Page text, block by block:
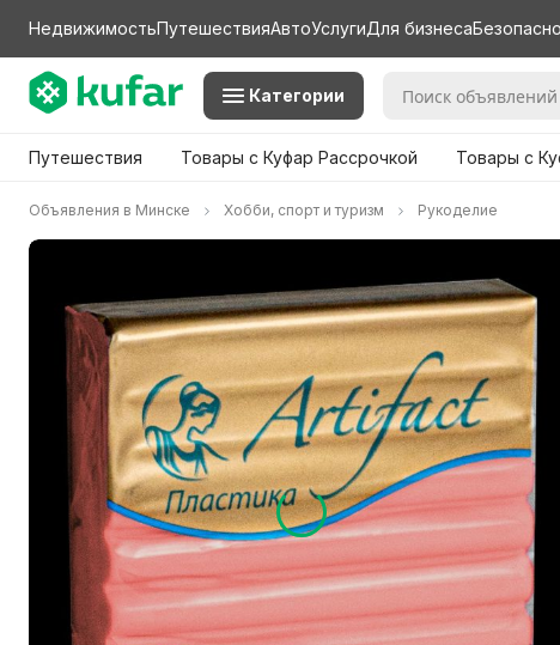
НедвижимостьПутешествияАвтоУслугиДля бизнеса
Категории
Путешествия Товары с Куфар Рассрочкой Товары с
Объявления в Минске Хобби, спорт и туризм Рукоделие